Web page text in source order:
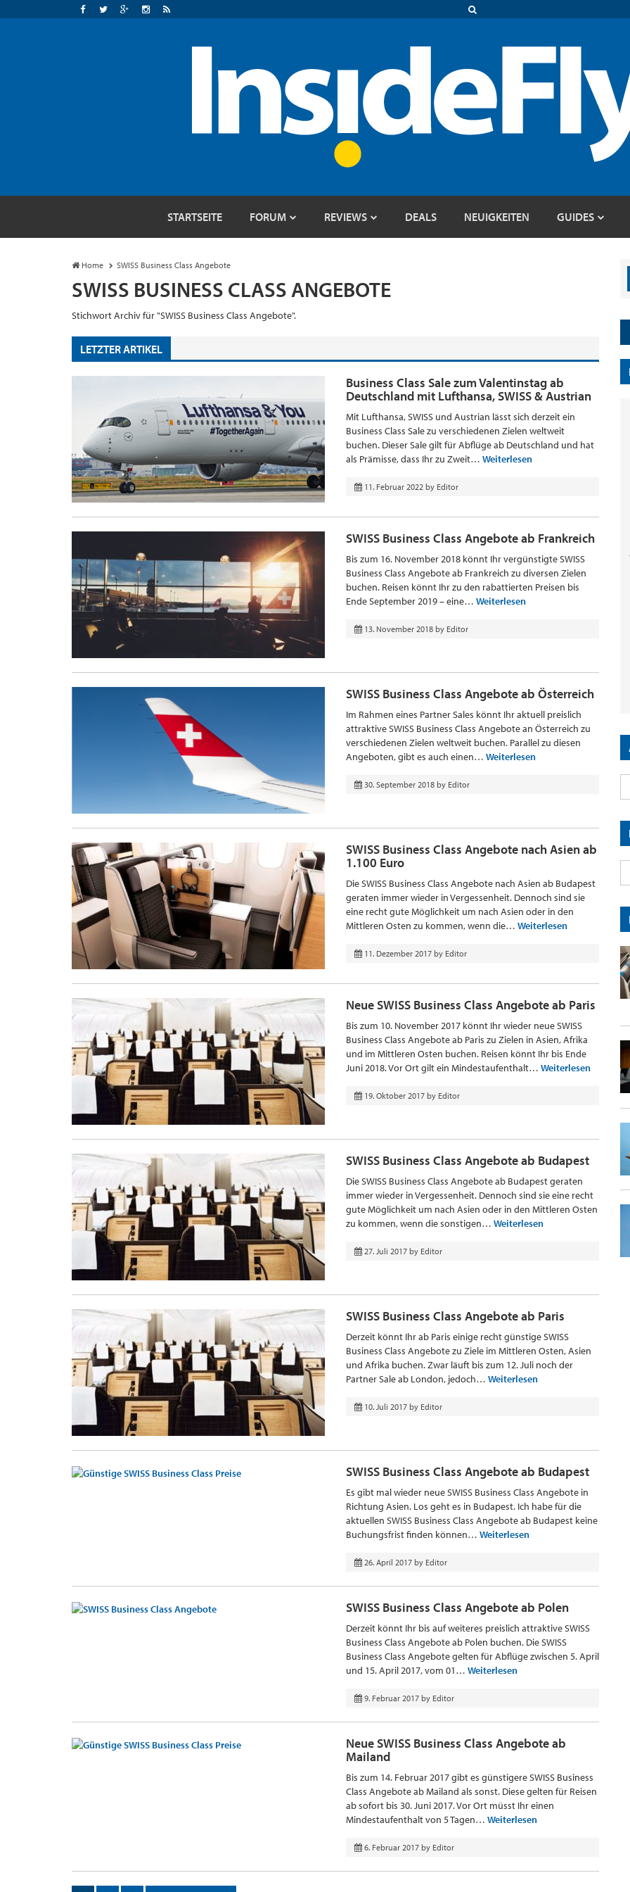
STARTSEITE FORUM REVIEWS DEALS NEUIGKEITEN GUIDES
Home SWISS Business Class Angebote
SWISS BUSINESS CLASS ANGEBOTE
Stichwort Archiv für "SWISS Business Class Angebote".
LETZTER ARTIKEL
Business Class Sale zum Valentinstag ab
Deutschland mit Lufthansa, SWISS & Austrian
Mit Lufthansa, SWISS und Austrian lässt sich derzeit ein
Business Class Sale zu verschiedenen Zielen weltweit
buchen. Dieser Sale gilt für Abflüge ab Deutschland und hat
als Prämisse, dass Ihr zu Zweit… Weiterlesen
11. Februar 2022 by Editor
SWISS Business Class Angebote ab Frankreich
Bis zum 16. November 2018 könnt Ihr vergünstigte SWISS
Business Class Angebote ab Frankreich zu diversen Zielen
buchen. Reisen könnt Ihr zu den rabattierten Preisen bis
Ende September 2019 – eine… Weiterlesen
13. November 2018 by Editor
SWISS Business Class Angebote ab Österreich
Im Rahmen eines Partner Sales könnt Ihr aktuell preislich
attraktive SWISS Business Class Angebote an Österreich zu
verschiedenen Zielen weltweit buchen. Parallel zu diesen
Angeboten, gibt es auch einen… Weiterlesen
30. September 2018 by Editor
SWISS Business Class Angebote nach Asien ab
1.100 Euro
Die SWISS Business Class Angebote nach Asien ab Budapest
geraten immer wieder in Vergessenheit. Dennoch sind sie
eine recht gute Möglichkeit um nach Asien oder in den
Mittleren Osten zu kommen, wenn die… Weiterlesen
11. Dezember 2017 by Editor
Neue SWISS Business Class Angebote ab Paris
Bis zum 10. November 2017 könnt Ihr wieder neue SWISS
Business Class Angebote ab Paris zu Zielen in Asien, Afrika
und im Mittleren Osten buchen. Reisen könnt Ihr bis Ende
Juni 2018. Vor Ort gilt ein Mindestaufenthalt… Weiterlesen
19. Oktober 2017 by Editor
SWISS Business Class Angebote ab Budapest
Die SWISS Business Class Angebote ab Budapest geraten
immer wieder in Vergessenheit. Dennoch sind sie eine recht
gute Möglichkeit um nach Asien oder in den Mittleren Osten
zu kommen, wenn die sonstigen… Weiterlesen
27. Juli 2017 by Editor
SWISS Business Class Angebote ab Paris
Derzeit könnt Ihr ab Paris einige recht günstige SWISS
Business Class Angebote zu Ziele im Mittleren Osten, Asien
und Afrika buchen. Zwar läuft bis zum 12. Juli noch der
Partner Sale ab London, jedoch… Weiterlesen
10. Juli 2017 by Editor
SWISS Business Class Angebote ab Budapest
Es gibt mal wieder neue SWISS Business Class Angebote in
Richtung Asien. Los geht es in Budapest. Ich habe für die
aktuellen SWISS Business Class Angebote ab Budapest keine
Buchungsfrist finden können… Weiterlesen
26. April 2017 by Editor
SWISS Business Class Angebote ab Polen
Derzeit könnt Ihr bis auf weiteres preislich attraktive SWISS
Business Class Angebote ab Polen buchen. Die SWISS
Business Class Angebote gelten für Abflüge zwischen 5. April
und 15. April 2017, vom 01… Weiterlesen
9. Februar 2017 by Editor
Neue SWISS Business Class Angebote ab
Mailand
Bis zum 14. Februar 2017 gibt es günstigere SWISS Business
Class Angebote ab Mailand als sonst. Diese gelten für Reisen
ab sofort bis 30. Juni 2017. Vor Ort müsst Ihr einen
Mindestaufenthalt von 5 Tagen… Weiterlesen
6. Februar 2017 by Editor